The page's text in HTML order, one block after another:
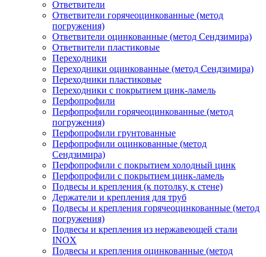
Ответвители
Ответвители горячеоцинкованные (метод
погружения)
Ответвители оцинкованные (метод Сендзимира)
Ответвители пластиковые
Переходники
Переходники оцинкованные (метод Сендзимира)
Переходники пластиковые
Переходники с покрытием цинк-ламель
Перфопрофили
Перфопрофили горячеоцинкованные (метод
погружения)
Перфопрофили грунтованные
Перфопрофили оцинкованные (метод
Сендзимира)
Перфопрофили с покрытием холодный цинк
Перфопрофили с покрытием цинк-ламель
Подвесы и крепления (к потолку, к стене)
Держатели и крепления для труб
Подвесы и крепления горячеоцинкованные (метод
погружения)
Подвесы и крепления из нержавеющей стали
INOX
Подвесы и крепления оцинкованные (метод